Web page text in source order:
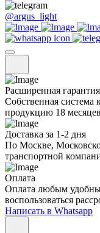
@argus_light
Расширенная гарантия
Собственная система
продукцию 18 месяцев
Доставка за 1-2 дня
По Москве,
транспортной
Оплата
Оплата любым
воспользоваться
Написать в Whatsapp